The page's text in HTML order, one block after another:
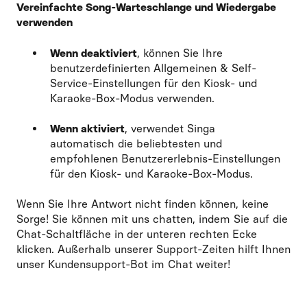
Vereinfachte Song-Warteschlange und Wiedergabe
verwenden
Wenn deaktiviert, können Sie Ihre
benutzerdefinierten Allgemeinen & Self-
Service-Einstellungen für den Kiosk- und
Karaoke-Box-Modus verwenden.
Wenn aktiviert, verwendet Singa
automatisch die beliebtesten und
empfohlenen Benutzererlebnis-Einstellungen
für den Kiosk- und Karaoke-Box-Modus.
Wenn Sie Ihre Antwort nicht finden können, keine
Sorge! Sie können mit uns chatten, indem Sie auf die
Chat-Schaltfläche in der unteren rechten Ecke
klicken. Außerhalb unserer Support-Zeiten hilft Ihnen
unser Kundensupport-Bot im Chat weiter!